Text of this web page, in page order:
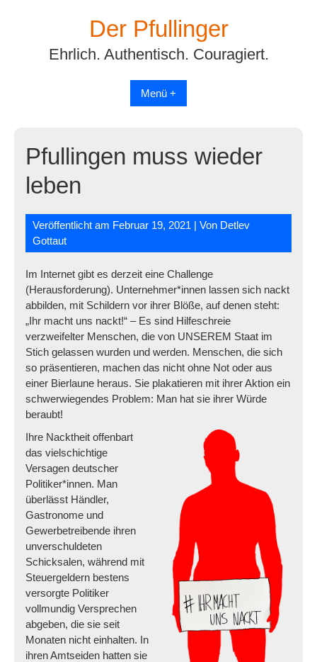
Der Pfullinger
Ehrlich. Authentisch. Couragiert.
Menü +
Pfullingen muss wieder
leben
Veröffentlicht am Februar 19, 2021 | Von Detlev
Gottaut
Im Internet gibt es derzeit eine Challenge
(Herausforderung). Unternehmer*innen lassen sich nackt
abbilden, mit Schildern vor ihrer Blöße, auf denen steht:
„Ihr macht uns nackt!“ – Es sind Hilfeschreie
verzweifelter Menschen, die von UNSEREM Staat im
Stich gelassen wurden und werden. Menschen, die sich
so präsentieren, machen das nicht ohne Not oder aus
einer Bierlaune heraus. Sie plakatieren mit ihrer Aktion ein
schwerwiegendes Problem: Man hat sie ihrer Würde
beraubt!
Ihre Nacktheit offenbart
das vielschichtige
Versagen deutscher
Politiker*innen. Man
überlässt Händler,
Gastronome und
Gewerbetreibende ihren
unverschuldeten
Schicksalen, während mit
Steuergeldern bestens
versorgte Politiker
vollmundig Versprechen
abgeben, die sie seit
Monaten nicht einhalten. In
ihren Amtseiden hatten sie